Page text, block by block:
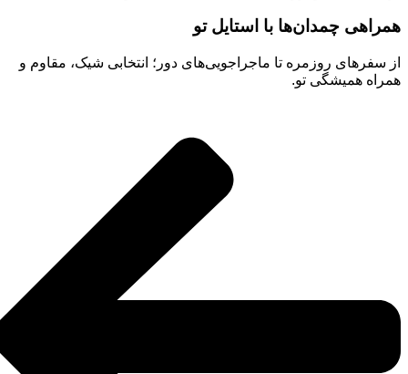
همراهی چمدان‌ها با استایل تو
از سفرهای روزمره تا ماجراجویی‌های دور؛ انتخابی شیک، مقاوم و
همراه همیشگی تو.